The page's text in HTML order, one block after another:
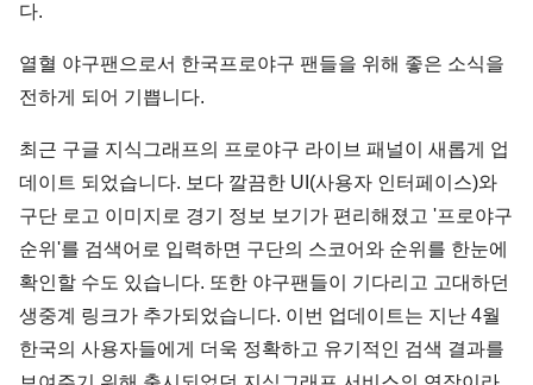
다.
열혈 야구팬으로서 한국프로야구 팬들을 위해 좋은 소식을
전하게 되어 기쁩니다.
최근 구글 지식그래프의 프로야구 라이브 패널이 새롭게 업
데이트 되었습니다. 보다 깔끔한 UI(사용자 인터페이스)와
구단 로고 이미지로 경기 정보 보기가 편리해졌고 '프로야구
순위'를 검색어로 입력하면 구단의 스코어와 순위를 한눈에
확인할 수도 있습니다. 또한 야구팬들이 기다리고 고대하던
생중계 링크가 추가되었습니다. 이번 업데이트는 지난 4월
한국의 사용자들에게 더욱 정확하고 유기적인 검색 결과를